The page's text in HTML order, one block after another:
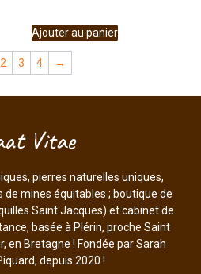
Ajouter au panier
2 3 4 →
Vitae
pierres naturelles uniques,
de mines équitables ; boutique de
Saint Jacques) et cabinet de
basée à Plérin, proche Saint
en Bretagne ! Fondée par Sarah
depuis 2020 !